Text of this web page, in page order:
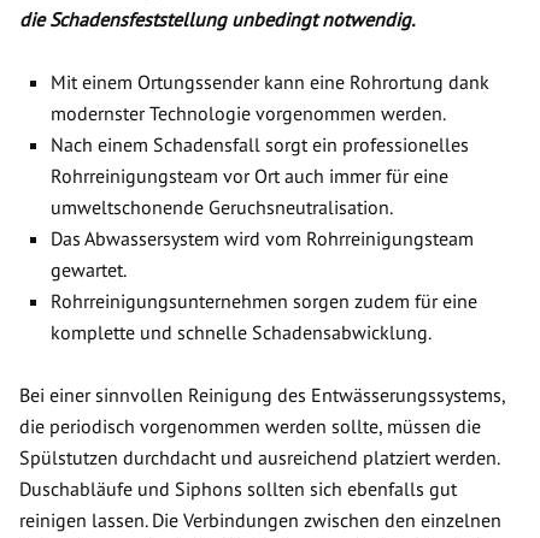
die Schadensfeststellung unbedingt notwendig.
Mit einem Ortungssender kann eine Rohrortung dank
modernster Technologie vorgenommen werden.
Nach einem Schadensfall sorgt ein professionelles
Rohrreinigungsteam vor Ort auch immer für eine
umweltschonende Geruchsneutralisation.
Das Abwassersystem wird vom Rohrreinigungsteam
gewartet.
Rohrreinigungsunternehmen sorgen zudem für eine
komplette und schnelle Schadensabwicklung.
Bei einer sinnvollen Reinigung des Entwässerungssystems,
die periodisch vorgenommen werden sollte, müssen die
Spülstutzen durchdacht und ausreichend platziert werden.
Duschabläufe und Siphons sollten sich ebenfalls gut
reinigen lassen. Die Verbindungen zwischen den einzelnen